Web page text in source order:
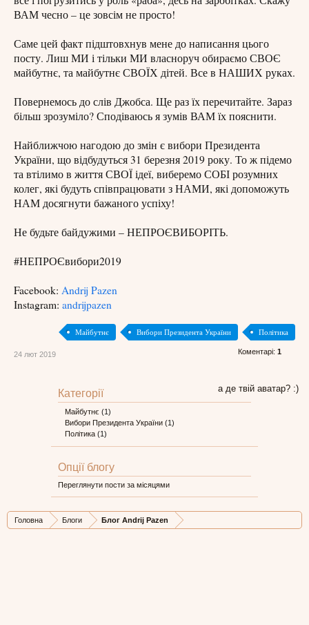
ВАМ чесно – це зовсім не просто!
Саме цей факт підштовхнув мене до написання цього
посту. Лиш МИ і тільки МИ власноруч обираємо СВОЄ
майбутнє, та майбутнє СВОЇХ дітей. Все в НАШИХ руках.
Повернемось до слів Джобса. Ще раз їх перечитайте. Зараз
більш зрозуміло? Сподіваюсь я зумів ВАМ їх пояснити.
Найближчою нагодою до змін є вибори Президента
України, що відбудуться 31 березня 2019 року. То ж підемо
та втілимо в життя СВОЇ ідеї, виберемо СОБІ розумних
колег, які будуть співпрацювати з НАМИ, які допоможуть
НАМ досягнути бажаного успіху!
Не будьте байдужими – НЕПРОЄВИБОРІТЬ.
#НЕПРОЄвибори2019
Facebook: Andrij Pazen
Instagram: andrijpazen
Майбутнє Вибори Президента України Політика
Коментарі: 1
24 лют 2019
а де твій аватар? :)
Категорії
Майбутнє (1)
Вибори Президента України (1)
Політика (1)
Опції блогу
Переглянути пости за місяцями
Головна Блоги Блог Andrij Pazen